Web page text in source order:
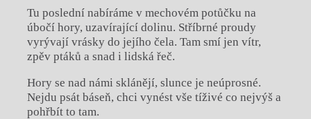
Tu poslední nabíráme v mechovém potůčku na
úbočí hory, uzavírající dolinu. Stříbrné proudy
vyrývají vrásky do jejího čela. Tam smí jen vítr,
zpěv ptáků a snad i lidská řeč.
Hory se nad námi sklánějí, slunce je neúprosné.
Nejdu psát báseň, chci vynést vše tíživé co nejvýš a
pohřbít to tam.